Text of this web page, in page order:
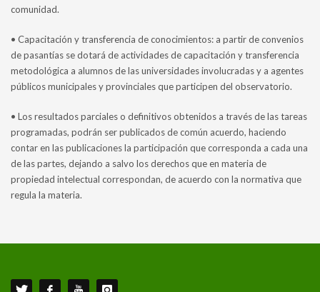
comunidad.
• Capacitación y transferencia de conocimientos: a partir de convenios
de pasantías se dotará de actividades de capacitación y transferencia
metodológica a alumnos de las universidades involucradas y a agentes
públicos municipales y provinciales que participen del observatorio.
• Los resultados parciales o definitivos obtenidos a través de las tareas
programadas, podrán ser publicados de común acuerdo, haciendo
contar en las publicaciones la participación que corresponda a cada una
de las partes, dejando a salvo los derechos que en materia de
propiedad intelectual correspondan, de acuerdo con la normativa que
regula la materia.